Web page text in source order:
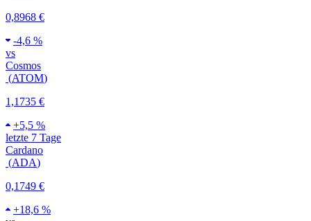
0,8968 €
-4,6 %
vs
Cosmos
(ATOM)
1,1735 €
+5,5 %
letzte 7 Tage
Cardano
(ADA)
0,1749 €
+18,6 %